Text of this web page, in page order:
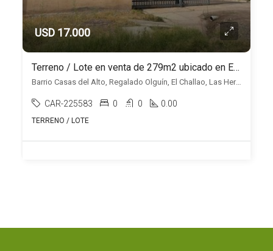
USD 17.000
Terreno / Lote en venta de 279m2 ubicado en El Challao
Barrio Casas del Alto, Regalado Olguín, El Challao, Las Heras
CAR-225583 0 0 0.00
TERRENO / LOTE